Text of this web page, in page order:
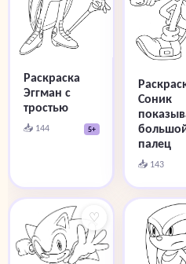
Раскраска
Эггман с
тростью
📥 144 5+
Соник
палец
📥 143
♡